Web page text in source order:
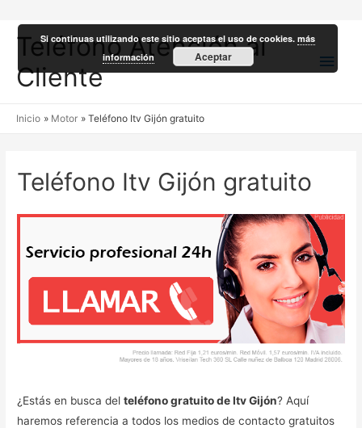
Teléfono Atención al
Cliente
Inicio Motor Teléfono Itv Gijón gratuito
Teléfono Itv Gijón gratuito
¿Estás en busca delteléfono gratuito de Itv Gijón? Aquí
haremos referencia a todos los medios de contacto gratuitos
Si continuas utilizando este sitio aceptas el uso de cookies.más
información
Aceptar